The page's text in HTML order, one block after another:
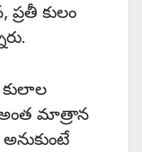
కులం
మాత్రాన